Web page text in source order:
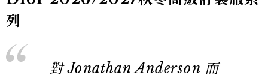
列
對 Jonathan Anderson 而